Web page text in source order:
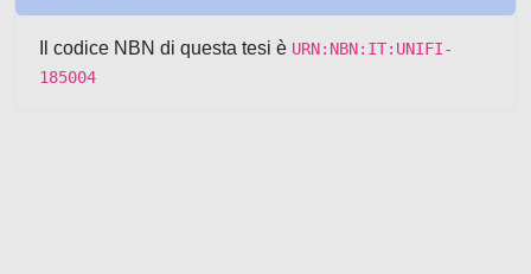
Il codice NBN di questa tesi è URN:NBN:IT:UNIFI-
185004